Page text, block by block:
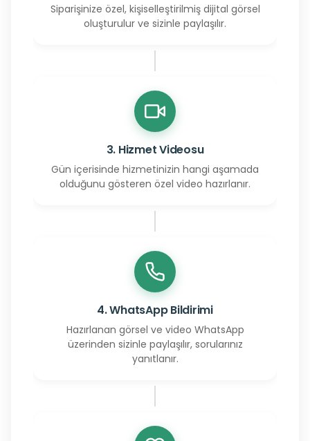
Siparişinize özel, kişiselleştirilmiş dijital görsel
oluşturulur ve sizinle paylaşılır.
3. Hizmet Videosu
Gün içerisinde hizmetinizin hangi aşamada
olduğunu gösteren özel video hazırlanır.
4. WhatsApp Bildirimi
Hazırlanan görsel ve video WhatsApp
üzerinden sizinle paylaşılır, sorularınız
yanıtlanır.